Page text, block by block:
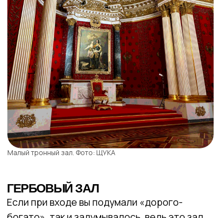
ГЕОРГИЕВСКИЙ ЗАЛ
Главное помещение всей империи —
большой тронный зал. Паркет по орнаменту
перекликается с потолком. Колонны
выполнены из натурального белого
мрамора. Величественные люстры сделаны
из настоящей бронзы. В центре — обитый
красным бархатом трон. Кстати,
в советское время на его месте висела
карта СССР из драгоценных
и полудрагоценных камней. Увидеть
сегодня ее можно в геологическом музее.